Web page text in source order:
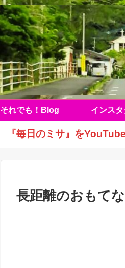
それでも！Blog インス
『毎日のミサ』を
長距離のおもて